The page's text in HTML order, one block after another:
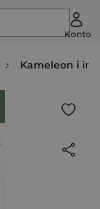
Konto
Kameleon i